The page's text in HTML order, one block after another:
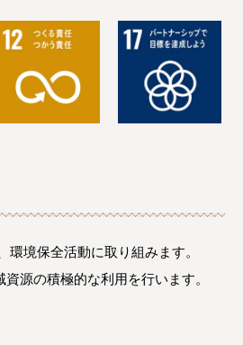
環境保全活動に取り組みます。
源の積極的な利用を行います。